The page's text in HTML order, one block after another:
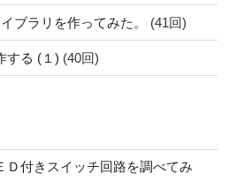
ブラリを作ってみた。 (41回)
する (１) (40回)
Ｄ付きスイッチ回路を調べてみ